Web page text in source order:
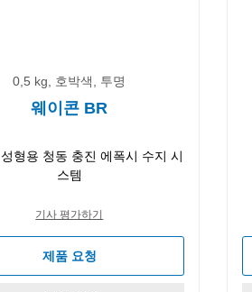
0,5 kg, 호박색, 투명
웨이콘 BR
형용 청동 충진 에폭시 수지 시
스템
기사 평가하기
제품 요청